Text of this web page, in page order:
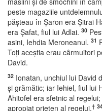
peste magaziile
păşteau în Şaron era Şitrai
era Şafat, fiul lui Adlai. 30
asini, Iehdia Meroneanul. 31
Toţi aceştia erau cârmuitori
David.
32 Ionatan, unchiul lui David
şi grămătic; iar Iehiel, fiul lui
Ahitofel era sfetnic al
apropiat prieten al regelui.†